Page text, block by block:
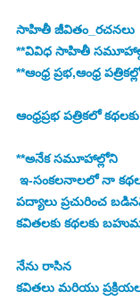
సాహితీ జీవితం_రచనలు
**వివిధ సాహితీ సమూహాల్లో
**ఆంధ్ర ప్రభ,ఆంధ్ర
ఆంధ్రప్రభ పత్రికలో
**అనేక సమూహాల్లోని
ఇ-సంకలనాలలో నా
పద్యాలు ప్రచురించ
కవితలకు కథలకు
నేను రాసిన
కవితలు మరియు